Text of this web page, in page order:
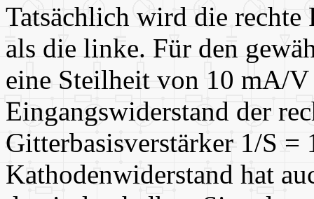
Tatsächlich wird die rechte
als die linke. Für den
eine Steilheit von 10 mA/
Eingangswiderstand der
Gitterbasisverstärker 1/S =
Kathodenwiderstand hat